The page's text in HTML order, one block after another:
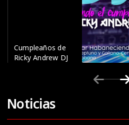
Cumpleaños de
Ricky Andrew DJ
Noticias